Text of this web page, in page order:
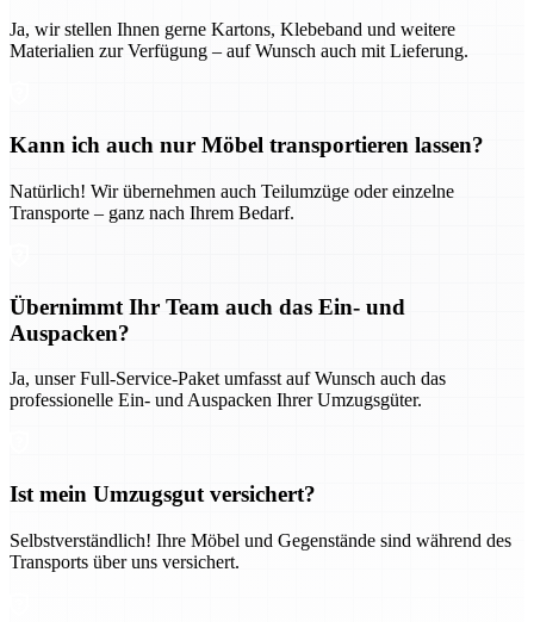
Ja, wir stellen Ihnen gerne Kartons, Klebeband und weitere
Materialien zur Verfügung – auf Wunsch auch mit Lieferung.
Kann ich auch nur Möbel transportieren lassen?
Natürlich! Wir übernehmen auch Teilumzüge oder einzelne
Transporte – ganz nach Ihrem Bedarf.
Übernimmt Ihr Team auch das Ein- und
Auspacken?
Ja, unser Full-Service-Paket umfasst auf Wunsch auch das
professionelle Ein- und Auspacken Ihrer Umzugsgüter.
Ist mein Umzugsgut versichert?
Selbstverständlich! Ihre Möbel und Gegenstände sind während des
Transports über uns versichert.